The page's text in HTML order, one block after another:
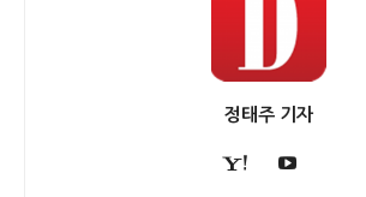
정태주 기자